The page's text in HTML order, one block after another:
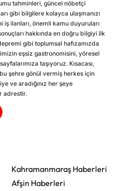
tahminleri, güncel nöbetçi
gibi bilgilere kolayca ulaşmanızı
iş ilanları, önemli kamu duyuruları
hakkında en doğru bilgiyi ilk
gibi toplumsal hafızamızda
eşsiz gastronomisini, yöresel
taşıyoruz. Kısacası,
şehre gönül vermiş herkes için
ve aradığınız her şeye
adrestir.
Kahramanmaraş Haberleri
Afşin Haberleri